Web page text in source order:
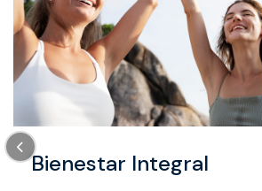
Bienestar Integral